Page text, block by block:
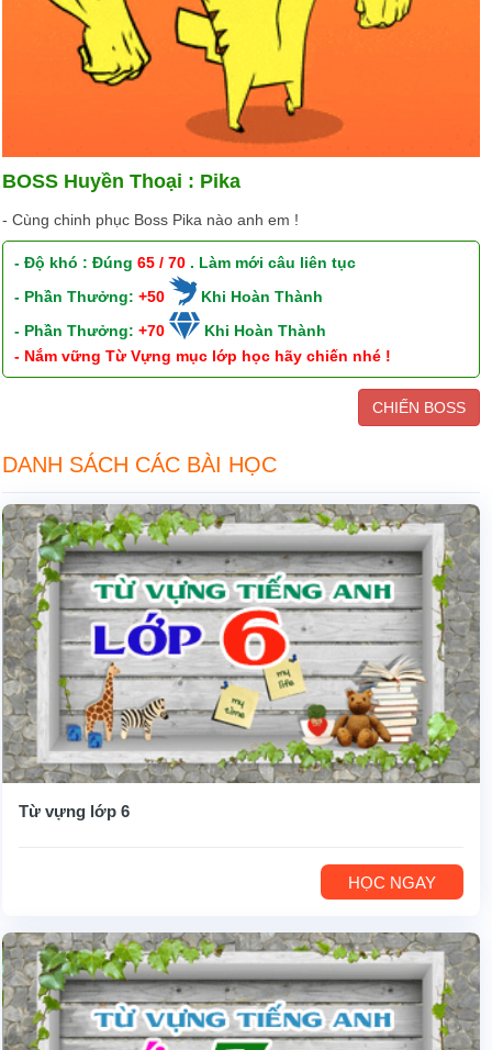
BOSS Huyền Thoại : Pika
- Cùng chinh phục Boss Pika nào anh em !
- Độ khó : Đúng65 / 70 . Làm mới câu liên tục
- Phần Thưởng:+50
Khi Hoàn Thành
- Phần Thưởng:+70
Khi Hoàn Thành
- Nắm vững Từ Vựng mục lớp học hãy chiến nhé !
CHIẾN BOSS
DANH SÁCH CÁC BÀI HỌC
Từ vựng lớp 6
HỌC NGAY